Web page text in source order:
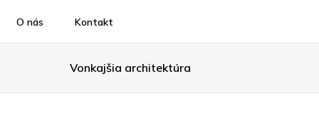
O nás Kontakt
Vonkajšia architektúra